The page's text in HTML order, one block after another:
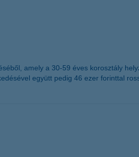
amely a 30-59 éves korosztály
együtt pedig 46 ezer forinttal